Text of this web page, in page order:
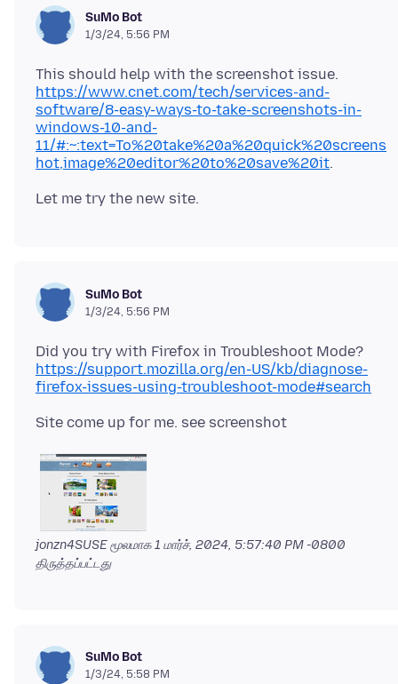
SuMo Bot
1/3/24, 5:56 PM
https://www.cnet.com/tech/services-and-
software/8-easy-ways-to-take-screenshots-in-
windows-10-and-
11/#:~:text=To%20take%20a%20quick%20screens
hot,image%20editor%20to%20save%20it
SuMo Bot
1/3/24, 5:56 PM
Did you try with Firefox in Troubleshoot Mode?
https://support.mozilla.org/en-US/kb/diagnose-
firefox-issues-using-troubleshoot-mode#search
jonzn4SUSE மூலமாக1 மார்ச், 2024, 5:57:40 PM -0800
திருத்தப்பட்டது
SuMo Bot
1/3/24, 5:58 PM